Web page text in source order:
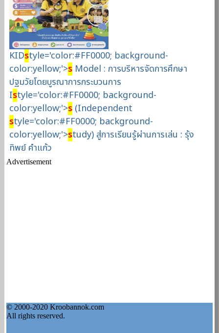
KIDstyle='color:#FF0000; background-
color:yellow;'>s Model : การบริหารจัดการศึกษา
ปฐมวัยโดยบูรณาการกระบวนการ
Istyle='color:#FF0000; background-
color:yellow;'>s (Independent
style='color:#FF0000; background-
color:yellow;'>study) สู่การเรียนรู้ผ่านการเล่น : รุ้ง
ทิพย์ คำแก้ว
Advertisement
© 2000-2020 Kroobannok.com
All rights reserved.